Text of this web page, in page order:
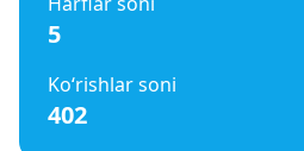
5
Ko‘rishlar soni
402